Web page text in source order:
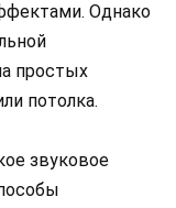
Однако
простых
потолка.
звуковое